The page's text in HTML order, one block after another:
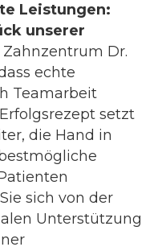
Leistungen:
unserer
Zahnzentrum Dr.
echte
Teamarbeit
setzt
die Hand in
sich von der
Unterstützung